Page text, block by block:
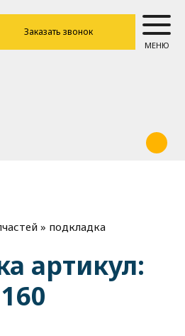
Заказать звонок
МЕНЮ
» подкладка
артикул: